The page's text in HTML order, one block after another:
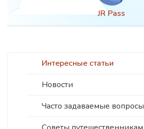
Интересные статьи
Новости
Часто задаваемые вопросы
JR Pass